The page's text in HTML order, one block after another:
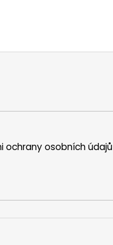
ochrany osobních údajů